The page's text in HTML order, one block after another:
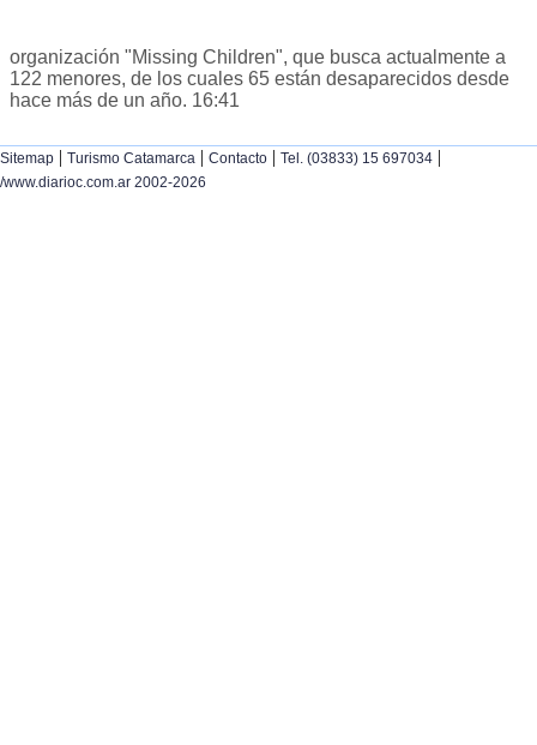
organización "Missing Children", que busca actualmente a
122 menores, de los cuales 65 están desaparecidos desde
hace más de un año. 16:41
Sitemap | Turismo Catamarca | Contacto | Tel. (03833) 15 697034 |
/www.diarioc.com.ar 2002-2026